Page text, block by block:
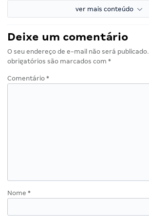
ver mais conteúdo
Deixe um comentário
O seu endereço de e-mail não será publicado.
obrigatórios são marcados com *
Comentário *
Nome *